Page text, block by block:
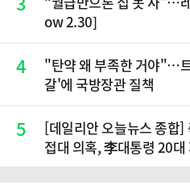
ow 2.30]
4
"탄약 왜 부족한 거야"…
갈'에 국방장관 질책
5
[데일리안 오늘뉴스 종합]
접대 의혹, 李대통령 20